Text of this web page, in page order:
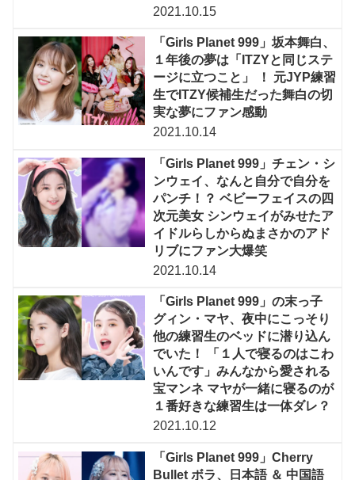
2021.10.15
「Girls Planet 999」坂本舞白、
１年後の夢は「ITZYと同じステ
ージに立つこと」 ！ 元JYP練習
生でITZY候補生だった舞白の切
実な夢にファン感動
2021.10.14
「Girls Planet 999」チェン・シ
ンウェイ、なんと自分で自分を
パンチ！？ ベビーフェイスの四
次元美女 シンウェイがみせたア
イドルらしからぬまさかのアド
リブにファン大爆笑
2021.10.14
「Girls Planet 999」の末っ子
グィン・マヤ、夜中にこっそり
他の練習生のベッドに潜り込ん
でいた！ 「１人で寝るのはこわ
いんです」みんなから愛される
宝マンネ マヤが一緒に寝るのが
１番好きな練習生は一体ダレ？
2021.10.12
「Girls Planet 999」Cherry
Bullet ボラ、日本語 ＆ 中国語